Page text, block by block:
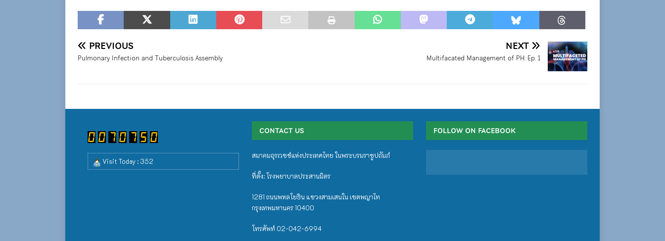
PREVIOUS
Pulmonary Infection and Tuberculosis Assembly
NEXT
Multifacated Management of PH: Ep. 1
Visit Today : 352
CONTACT US
สมาคมอุรเวชช์แห่งประเทศไทย ในพระบรมราชูปถัมภ์
ที่ตั้ง: โรงพยาบาลประสานมิตร
1281 ถนนพหลโยธิน แขวงสามเสนใน เขตพญาไท
กรุงเทพมหานคร 10400
โทรศัพท์ 02-042-6994
FOLLOW ON FACEBOOK